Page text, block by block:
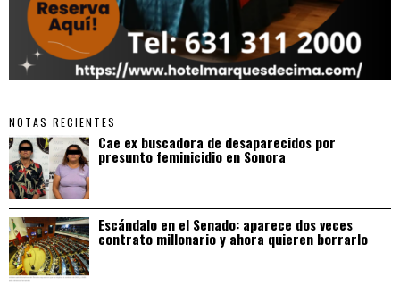
NOTAS RECIENTES
Cae ex buscadora de desaparecidos por
presunto feminicidio en Sonora
Escándalo en el Senado: aparece dos veces
contrato millonario y ahora quieren borrarlo